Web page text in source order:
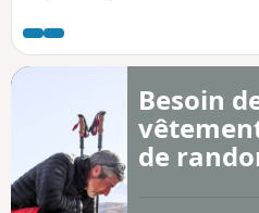
Notre-Dame.
Besoin
de